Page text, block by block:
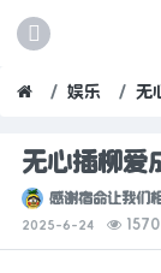
娱乐 无
无心插柳爱
感谢宿命让我们
2025-6-24 1570